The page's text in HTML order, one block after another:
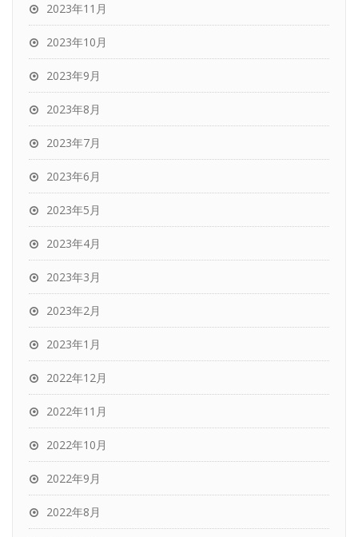
2023年11月
2023年10月
2023年9月
2023年8月
2023年7月
2023年6月
2023年5月
2023年4月
2023年3月
2023年2月
2023年1月
2022年12月
2022年11月
2022年10月
2022年9月
2022年8月